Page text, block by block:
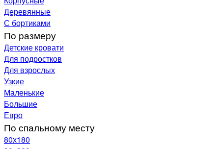
Деревянные
С бортиками
По размеру
Детские кровати
Для подростков
Для взрослых
Узкие
Маленькие
Большие
Евро
По спальному месту
80х180